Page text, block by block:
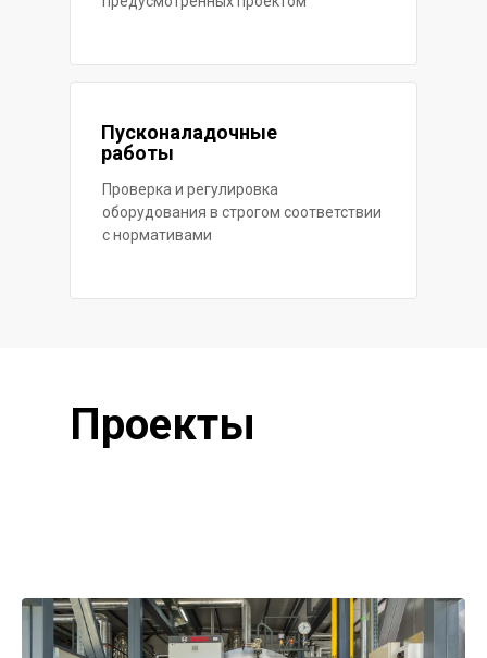
Пусконаладочные
работы
Проверка и регулировка
оборудования в строгом соответствии
с нормативами
Проекты